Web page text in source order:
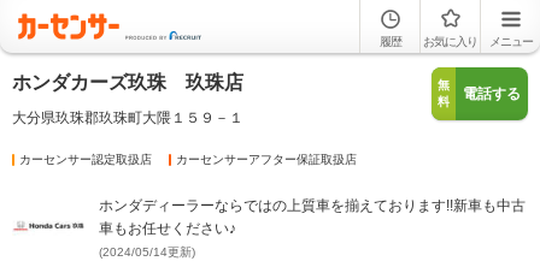
履歴 お気に入り メニュー
ホンダカーズ玖珠 玖珠店
大分県玖珠郡玖珠町大隈１５９－１
無
料
電話する
カーセンサー認定取扱店 カーセンサーアフター保証取扱店
ホンダディーラーならではの上質車を揃えております!!新車も中古
車もお任せください♪
(2024/05/14更新)